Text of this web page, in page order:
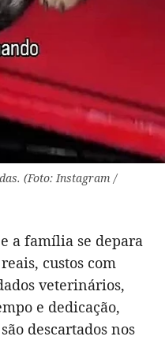
(Foto: Instagram /
a família se depara
custos com
veterinários,
e dedicação,
descartados nos